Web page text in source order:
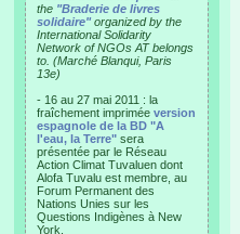
the "Braderie de livres
solidaire"organized by the
International Solidarity
Network of NGOs AT belongs
to. (Marché Blanqui, Paris
13e)
- 16 au 27 mai 2011 : la
fraîchement imprimée version
espagnole de la BD "A
l'eau, la Terre" sera
présentée par le Réseau
Action Climat Tuvaluen dont
Alofa Tuvalu est membre, au
Forum Permanent des
Nations Unies sur les
Questions Indigènes à New
York.